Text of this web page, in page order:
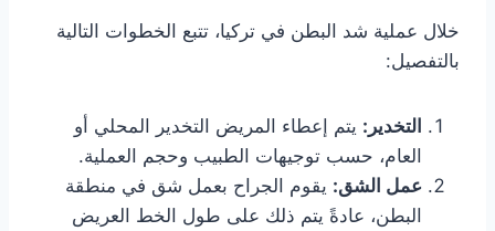
خلال عملية شد البطن في تركيا، تتبع الخطوات التالية
بالتفصيل:
التخدير: يتم إعطاء المريض التخدير المحلي أو
العام، حسب توجيهات الطبيب وحجم العملية.
عمل الشق: يقوم الجراح بعمل شق في منطقة
البطن، عادةً يتم ذلك على طول الخط العريض